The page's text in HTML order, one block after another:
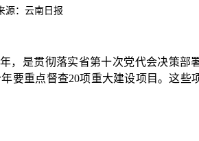
源：云南日报
，是贯彻落实省第十次党代会决策部
要重点督查20项重大建设项目。这些